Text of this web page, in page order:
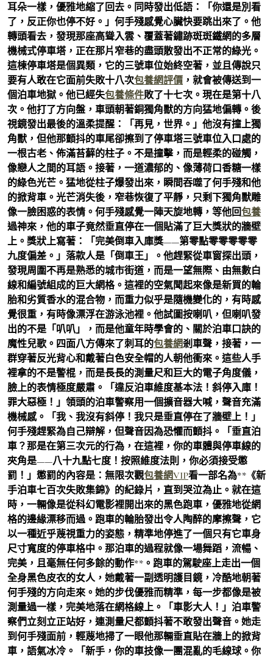
耳朵一樣，優雅地縮了回去。同時發出低語：「你還是別看
了，反正你也停不好。」何手殘感覺心臟快要跳出來了。他
轉頭看去，發現那座高聳入雲、覆蓋著鏽跡斑斑鐵網的多層
機械式停車塔，正在那片窄巷的盡頭散發出不正常的綠光。
這棟停車塔是個異類，它的三號車位始終空著，並且傳說只
要有人敢在它面前失敗十八次包養網評價 ，就會被傳送到一
個泊車地獄。他已經失包養條件敗了十七次。現在是第十八
次。他打了方向盤，車頭朝著銅獨角獸的方向猛地偏轉。後
視鏡發出最後的溫柔提醒：「再見，世界。」他沒有撞上獨
角獸，但他那顫抖的車尾卻擦到了停車塔三號車位入口處的
一根古老、佈滿苔蘚的柱子。不是撞擊，而是輕柔的碰觸，
像戀人之間的耳語。接著，一道濃郁的、像薄荷口香糖一樣
的綠色光芒。猛地從柱子爆發出來，瞬間吞噬了何手殘和他
的掀背車。光芒消失後，窄巷恢復了平靜，只剩下獨角獸雕
像一臉困惑的表情。何手殘感覺一陣天旋地轉，等他回包養
過神來，他的車子竟然垂直停在一個貼滿了巨大獎狀的牆壁
上。獎狀上寫著：「完美倒車入庫獎——第零點零零零零零
九度偏差。」落款人是「倒車王」。他趕緊從車窗探出頭，
發現周圍不再是熟悉的城市街道，而是一望無際、由無數白
線和編號組成的巨大網格。這裡的空氣聞起來像是新買的輪
胎和劣質香水的混合物，而重力似乎是隨機變化的，有時感
覺很重，有時像漂浮在游泳池裡。他試圖按喇叭，但喇叭發
出的不是「叭叭」，而是他童年時學會的、關於泊車口訣的
魔性兒歌。四面八方傳來了刺耳的包養網剎車聲，接著，一
群穿著反光背心和戴著白色安全帽的人朝他衝來。這些人手
裡拿的不是警棍，而是長長的測量尺和巨大的電子角度儀，
臉上的表情極度嚴肅。「違反泊車維度基本法！斜停入庫！
罪大惡極！」領頭的泊車警察用一個擴音器大喊，聲音充滿
機械感。「我、我沒有斜停！我只是垂直停在了牆壁上！」
何手殘趕緊為自己辯解，但聲音因為恐懼而顫抖。「垂直泊
車？那是在第三次元的行為，在這裡，你的車體與停車線的
夾角是——八十九點七度！按照維度法則，你必須接受懲
罰！」懲罰的內容是：無限次觀包養網VIP看一部名為**《新
手泊車七百次失敗集錦》的紀錄片，直到哭泣為止。就在這
時，一輛像是從科幻電影裡開出來的黑色跑車，優雅地從網
格的邊緣漂移而過。跑車的輪胎發出令人陶醉的摩擦聲，它
以一種近乎蔑視重力的姿態，精準地停進了一個只有它車身
尺寸寬度的停車格中。那泊車的過程就像一場舞蹈，流暢、
完美，且毫無任何多餘的動作**。跑車的駕駛座上走出一個
全身黑色皮衣的女人，她戴著一副透明護目鏡，冷酷地朝著
何手殘的方向走來。她的步伐優雅而精準，每一步都像是被
測量過一樣，完美地落在網格線上。「車影大人！」泊車警
察們立刻立正站好，連測量尺都顫抖著不敢發出聲音。她走
到何手殘面前，輕蔑地掃了一眼他那輛垂直貼在牆上的掀背
車，語氣冰冷。「新手，你的車技像一團混亂的毛線球。你